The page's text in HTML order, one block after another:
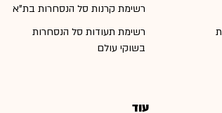
רשימת קרנות סל הנסחרות בת"א
רשימת תעודות סל הנסחרות
בשוקי עולם
עוד